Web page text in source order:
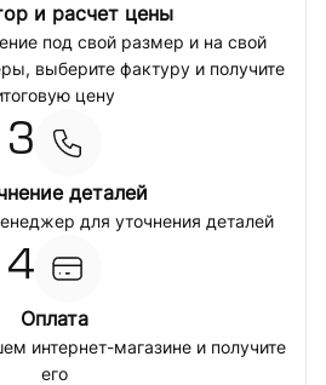
и расчет цены
под свой размер и на свой
выберите фактуру и получите
цену
3
деталей
для уточнения деталей
4
Оплата
интернет-магазине и получите
его